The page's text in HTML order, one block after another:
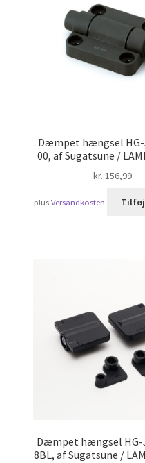
Dæmpet hængsel HG-
00, af Sugatsune /
kr. 156,99
plusVersandkosten
Dæmpet hængsel HG-
8BL, af Sugatsune /